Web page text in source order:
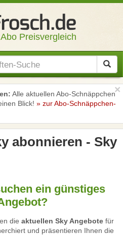
Preisvergleich
Alle aktuellen Abo-Schnäppchen
Blick! » zur Abo-Schnäppchen-
×
abonnieren - Sky
ein günstiges
die aktuellen Sky Angebote für
und präsentieren Ihnen die